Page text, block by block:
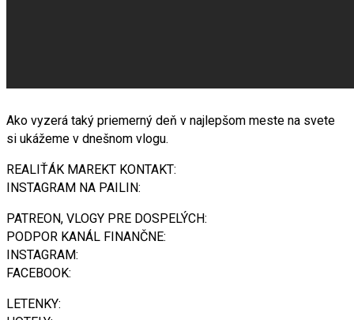
Ako vyzerá taký priemerný deň v najlepšom meste na svete
si ukážeme v dnešnom vlogu.
REALIŤÁK MAREKT KONTAKT:
INSTAGRAM NA PAILIN:
PATREON, VLOGY PRE DOSPELÝCH:
PODPOR KANÁL FINANČNE:
INSTAGRAM:
FACEBOOK:
LETENKY: